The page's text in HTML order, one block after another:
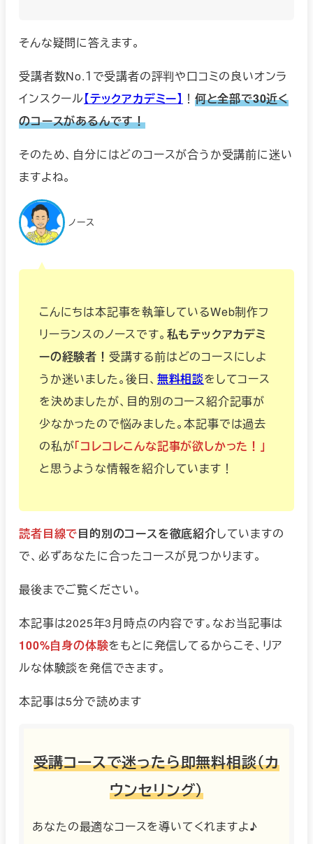
そんな疑問に答えます。
受講者数No.１で受講者の評判や口コミの良いオンラ
インスクール【テックアカデミー】 ！ 何と全部で30近く
のコースがあるんです！
そのため、自分にはどのコースが合うか受講前に迷い
ますよね。
ノース
こんにちは本記事を執筆しているWeb制作フ
リーランスのノースです。 私もテックアカデミ
ーの経験者！ 受講する前はどのコースにしよ
うか迷いました。後日、 無料相談をしてコース
を決めましたが、目的別のコース紹介記事が
少なかったので悩みました。本記事では過去
の私が「コレコレこんな記事が欲しかった！」
と思うような情報を紹介しています！
読者目線で目的別のコースを徹底紹介していますの
で、必ずあなたに合ったコースが見つかります。
最後までご覧ください。
本記事は2025年3月時点の内容です。なお当記事は
100%自身の体験をもとに発信してるからこそ、リア
ルな体験談を発信できます。
本記事は5分で読めます
受講コースで迷ったら即無料相談（カ
ウンセリング）
あなたの最適なコースを導いてくれますよ♪